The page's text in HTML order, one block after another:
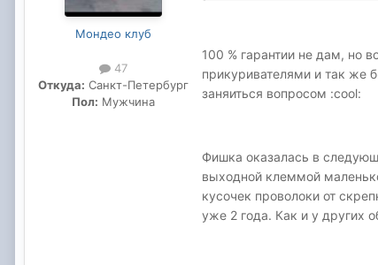
Мондео клуб
47
Откуда: Санкт-Петербург
Пол: Мужчина
100 % гарантии не дам, но
прикуривателями и так же
заняиться вопросом :cool:
Фишка оказалась в
выходной клеммой
кусочек проволоки от
уже 2 года. Как и у других